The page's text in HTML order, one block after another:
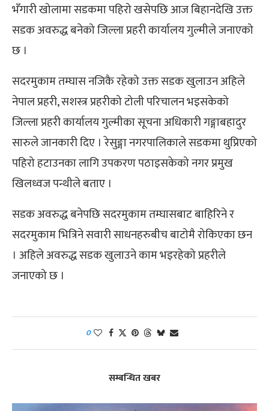
भँगारी खोलामा सडकमा पहिरो खसेपछि आज बिहानदेखि उक्त
सडक अवरुद्ध बनेको जिल्ला प्रहरी कार्यालय गुल्मीले जनाएको
छ ।
सदरमुकाम तम्घास नजिकै रहेको उक्त सडक खुलाउन अहिले
नेपाल प्रहरी, सशस्त्र प्रहरीको टोली परिचालन भइसकेको
जिल्ला प्रहरी कार्यालय गुल्मीका सूचना अधिकारी गङ्गाबहादुर
सारुले जानकारी दिए । रेसुङ्गा नगरपालिकाले सडकमा थुप्रिएको
पहिरो हटाउनका लागि उपकरण पठाइसकेको नगर प्रमुख
खिलध्वज पन्थीले बताए ।
सडक अवरुद्ध बनेपछि सदरमुकाम तम्घासबाट बाहिरिने र
सदरमुकाम भित्रिने सवारी साधनहरुबीच बाटोमै रोकिएका छन
। अहिले अवरुद्ध सडक खुलाउने काम भइरहेको प्रहरीले
जनाएको छ ।
0
सम्बन्धित खबर